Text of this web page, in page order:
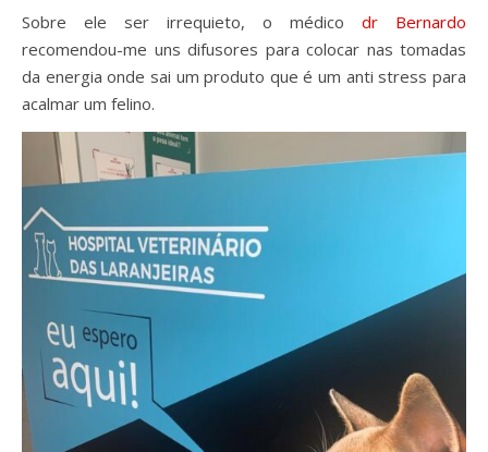
Sobre ele ser irrequieto, o médico dr Bernardo
recomendou-me uns difusores para colocar nas tomadas
da energia onde sai um produto que é um anti stress para
acalmar um felino.